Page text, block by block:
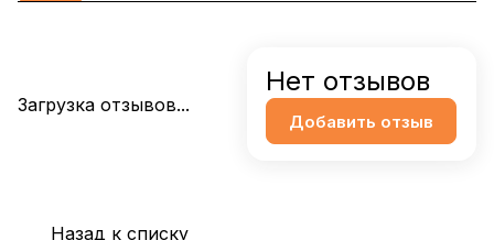
Загрузка отзывов...
Нет отзывов
Добавить отзыв
Назад к списку